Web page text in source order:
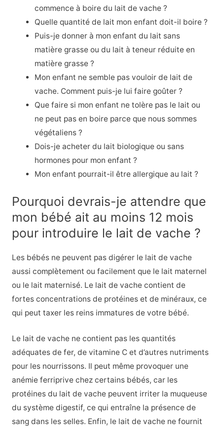
commence à boire du lait de vache ?
Quelle quantité de lait mon enfant doit-il boire ?
Puis-je donner à mon enfant du lait sans
matière grasse ou du lait à teneur réduite en
matière grasse ?
Mon enfant ne semble pas vouloir de lait de
vache. Comment puis-je lui faire goûter ?
Que faire si mon enfant ne tolère pas le lait ou
ne peut pas en boire parce que nous sommes
végétaliens ?
Dois-je acheter du lait biologique ou sans
hormones pour mon enfant ?
Mon enfant pourrait-il être allergique au lait ?
Pourquoi devrais-je attendre que
mon bébé ait au moins 12 mois
pour introduire le lait de vache ?
Les bébés ne peuvent pas digérer le lait de vache
aussi complètement ou facilement que le lait maternel
ou le lait maternisé. Le lait de vache contient de
fortes concentrations de protéines et de minéraux, ce
qui peut taxer les reins immatures de votre bébé.
Le lait de vache ne contient pas les quantités
adéquates de fer, de vitamine C et d’autres nutriments
pour les nourrissons. Il peut même provoquer une
anémie ferriprive chez certains bébés, car les
protéines du lait de vache peuvent irriter la muqueuse
du système digestif, ce qui entraîne la présence de
sang dans les selles. Enfin, le lait de vache ne fournit